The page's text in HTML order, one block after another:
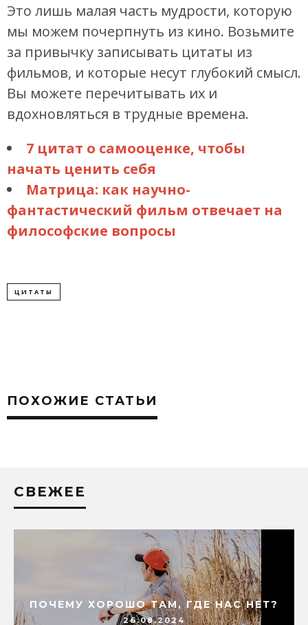
Это лишь малая часть мудрости, которую
мы можем почерпнуть из кино. Возьмите
за привычку записывать цитаты из
фильмов, и которые несут глубокий смысл.
Вы можете перечитывать их и
вдохновляться в трудные времена.
7 цитат о самооценке, чтобы
начать ценить себя
Матрица: как научно-
фантастический фильм отвечает на
философские вопросы
ЦИТАТЫ
ПОХОЖИЕ СТАТЬИ
СВЕЖЕЕ
ПОЧЕМУ ХОРОШО ТАМ, ГДЕ НАС НЕТ?
26.08.2024